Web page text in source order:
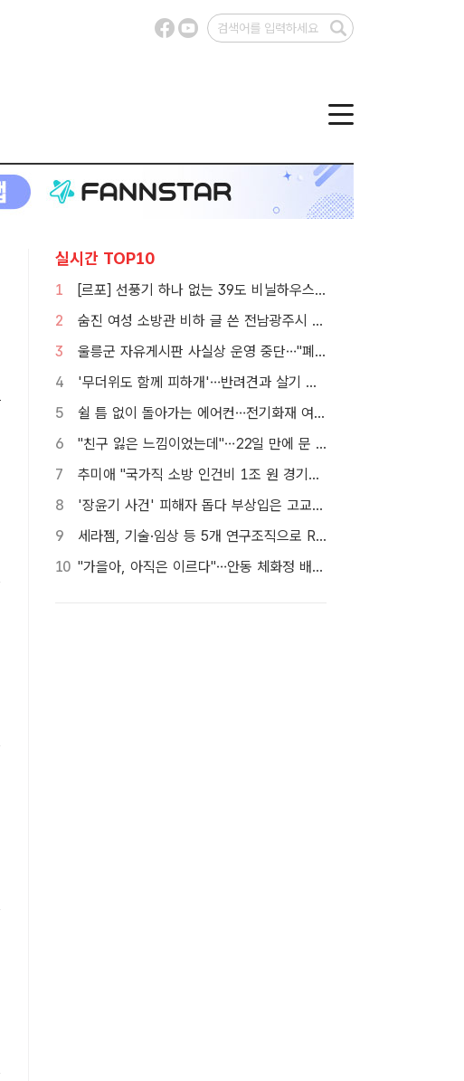
실시간 TOP10
1
[르포] 선풍기 하나 없는 39도 비닐하우스…이주노동자의 '악몽같은 폭염'
2
숨진 여성 소방관 비하 글 쓴 전남광주시 공무원 입건
3
울릉군 자유게시판 사실상 운영 중단…"폐쇄" vs "소통창구 지켜야"
4
'무더위도 함께 피하개'…반려견과 살기 좋은 자치구는 어디
5
쉴 틈 없이 돌아가는 에어컨…전기화재 여름철에 몰린다
6
"친구 잃은 느낌이었는데"…22일 만에 문 연 홈플러스 가보니[TF현장]
7
추미애 "국가직 소방 인건비 1조 원 경기도가 대납…재정개혁 시급"
8
'장윤기 사건' 피해자 돕다 부상입은 고교생 의상자 인정
9
세라젬, 기술·임상 등 5개 연구조직으로 R&D 역량 강화
10
"가을아, 아직은 이르다"…안동 체화정 배롱나무의 마지막 여름